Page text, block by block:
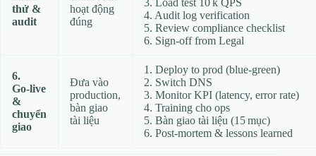
thử &
audit
hoạt động
đúng
3. Load test 10 k QPS
4. Audit log verification
5. Review compliance checklist
6. Sign‑off from Legal
6.
Go‑live
&
chuyển
giao
Đưa vào
production,
bàn giao
tài liệu
1. Deploy to prod (blue‑green)
2. Switch DNS
3. Monitor KPI (latency, error rate)
4. Training cho ops
5. Bàn giao tài liệu (15 mục)
6. Post‑mortem & lessons learned